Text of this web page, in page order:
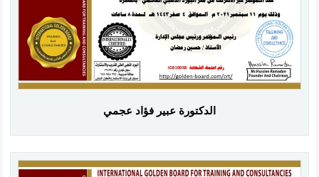
الدكتورة عبير فؤاد عجمي